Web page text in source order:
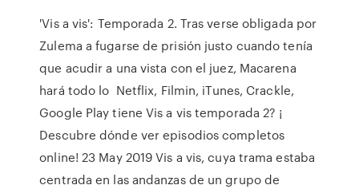
'Vis a vis': Temporada 2. Tras verse obligada por
Zulema a fugarse de prisión justo cuando tenía
que acudir a una vista con el juez, Macarena
hará todo lo Netflix, Filmin, iTunes, Crackle,
Google Play tiene Vis a vis temporada 2? ¡
Descubre dónde ver episodios completos
online! 23 May 2019 Vis a vis, cuya trama estaba
centrada en las andanzas de un grupo de